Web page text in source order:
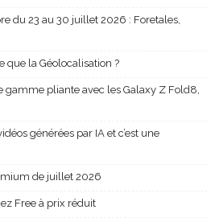
du 23 au 30 juillet 2026 : Foretales,
que la Géolocalisation ?
gamme pliante avec les Galaxy Z Fold8,
générées par IA et c’est une
de juillet 2026
Free à prix réduit